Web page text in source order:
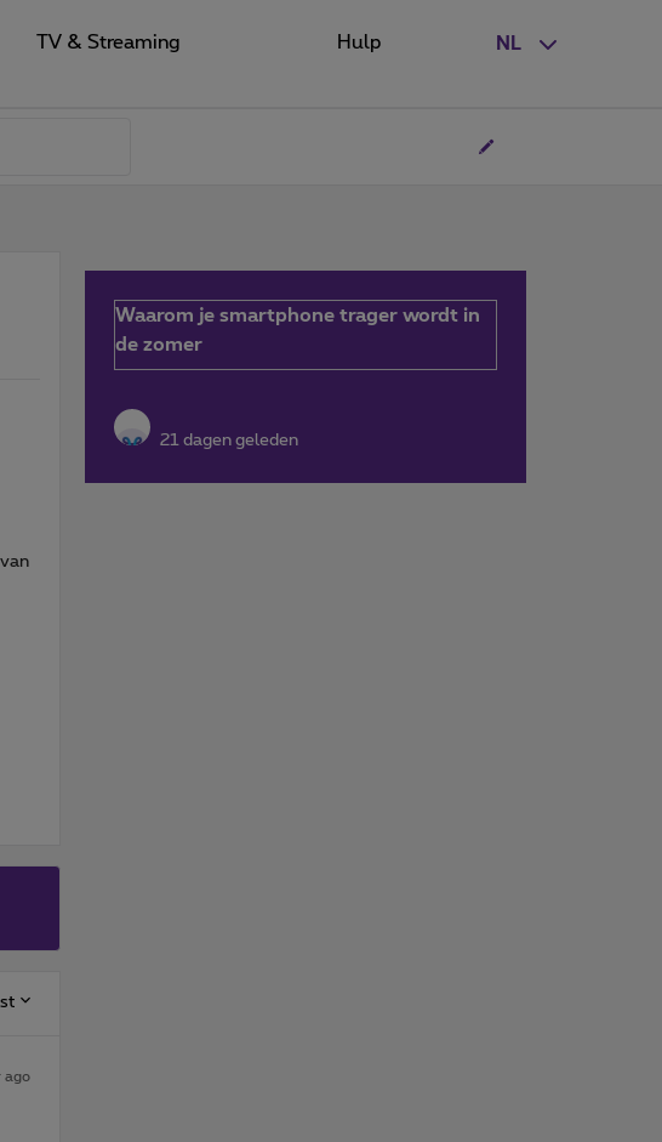
NL
TV & Streaming Hulp
ago
Waarom je smartphone trager wordt in
de zomer
21 dagen geleden